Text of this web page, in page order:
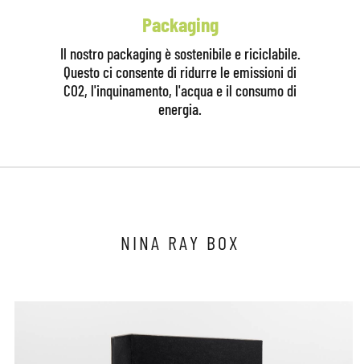
Packaging
Il nostro packaging è sostenibile e riciclabile.
Questo ci consente di ridurre le emissioni di
CO2, l'inquinamento, l'acqua e il consumo di
energia.
NINA RAY BOX
Clicca qui per iniziare la consulenza